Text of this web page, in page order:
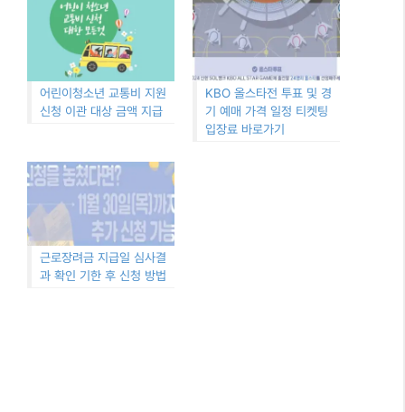
어린이청소년 교통비 지원
신청 이관 대상 금액 지급
KBO 올스타전 투표 및 경
기 예매 가격 일정 티켓팅
입장료 바로가기
근로장려금 지급일 심사결
과 확인 기한 후 신청 방법